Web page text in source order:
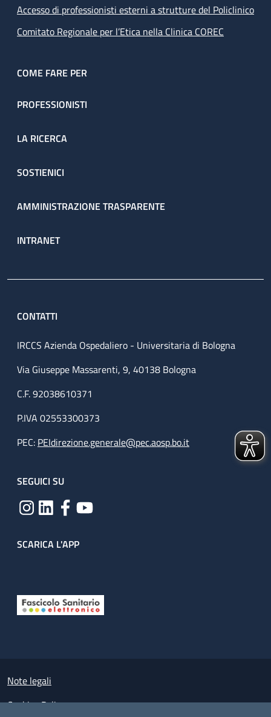
Accesso di professionisti esterni a strutture del Policlinico
Comitato Regionale per l’Etica nella Clinica COREC
COME FARE PER
PROFESSIONISTI
LA RICERCA
SOSTIENICI
AMMINISTRAZIONE TRASPARENTE
INTRANET
CONTATTI
IRCCS Azienda Ospedaliero - Universitaria di Bologna
Via Giuseppe Massarenti, 9, 40138 Bologna
C.F. 92038610371
P.IVA 02553300373
PEC: PEIdirezione.generale@pec.aosp.bo.it
SEGUICI SU
SCARICA L'APP
Small prints
Note legali
Cookies Policy